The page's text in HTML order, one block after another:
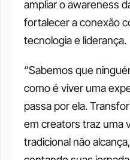
ampliar o awareness
fortalecer a conexão
tecnologia e liderança.
“Sabemos que
como é viver uma
passa por ela.
em creators traz uma
tradicional não